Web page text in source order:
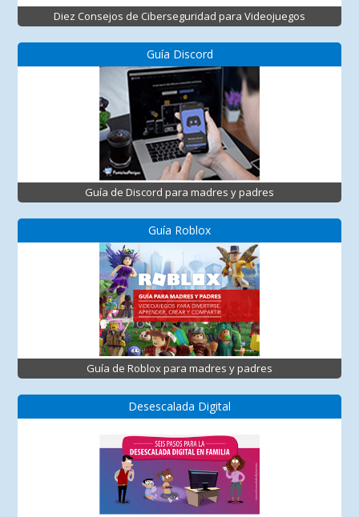
Diez Consejos de Ciberseguridad para Videojuegos
Guía Discord
Guía de Discord para madres y padres
Guía Roblox
Guía de Roblox para madres y padres
Desescalada Digital